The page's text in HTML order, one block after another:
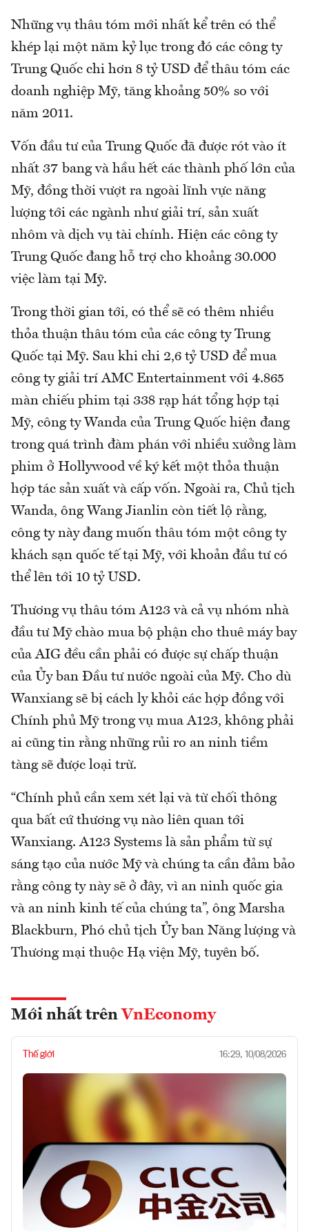
Những vụ thâu tóm mới nhất kể trên có thể
khép lại một năm kỷ lục trong đó các công ty
Trung Quốc chi hơn 8 tỷ USD để thâu tóm các
doanh nghiệp Mỹ, tăng khoảng 50% so với
năm 2011.
Vốn đầu tư của Trung Quốc đã được rót vào ít
nhất 37 bang và hầu hết các thành phố lớn của
Mỹ, đồng thời vượt ra ngoài lĩnh vực năng
lượng tới các ngành như giải trí, sản xuất
nhôm và dịch vụ tài chính. Hiện các công ty
Trung Quốc đang hỗ trợ cho khoảng 30.000
việc làm tại Mỹ.
Trong thời gian tới, có thể sẽ có thêm nhiều
thỏa thuận thâu tóm của các công ty Trung
Quốc tại Mỹ. Sau khi chi 2,6 tỷ USD để mua
công ty giải trí AMC Entertainment với 4.865
màn chiếu phim tại 338 rạp hát tổng hợp tại
Mỹ, công ty Wanda của Trung Quốc hiện đang
trong quá trình đàm phán với nhiều xưởng làm
phim ở Hollywood về ký kết một thỏa thuận
hợp tác sản xuất và cấp vốn. Ngoài ra, Chủ tịch
Wanda, ông Wang Jianlin còn tiết lộ rằng,
công ty này đang muốn thâu tóm một công ty
khách sạn quốc tế tại Mỹ, với khoản đầu tư có
thể lên tới 10 tỷ USD.
Thương vụ thâu tóm A123 và cả vụ nhóm nhà
đầu tư Mỹ chào mua bộ phận cho thuê máy bay
của AIG đều cần phải có được sự chấp thuận
của Ủy ban Đầu tư nước ngoài của Mỹ. Cho dù
Wanxiang sẽ bị cách ly khỏi các hợp đồng với
Chính phủ Mỹ trong vụ mua A123, không phải
ai cũng tin rằng những rủi ro an ninh tiềm
tàng sẽ được loại trừ.
“Chính phủ cần xem xét lại và từ chối thông
qua bất cứ thương vụ nào liên quan tới
Wanxiang. A123 Systems là sản phẩm từ sự
sáng tạo của nước Mỹ và chúng ta cần đảm bảo
rằng công ty này sẽ ở đây, vì an ninh quốc gia
và an ninh kinh tế của chúng ta”, ông Marsha
Blackburn, Phó chủ tịch Ủy ban Năng lượng và
Thương mại thuộc Hạ viện Mỹ, tuyên bố.
Mới nhất trên VnEconomy
Thế giới 16:29, 10/08/2026